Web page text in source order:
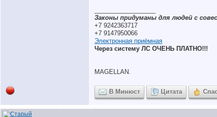
Законы придуманы для людей с
+7 9242363717
+7 9147950066
Электронная приёмная
Через систему ЛС ОЧЕНЬ ПЛАТНО!!!
MAGELLAN.
В Минюст Цитата